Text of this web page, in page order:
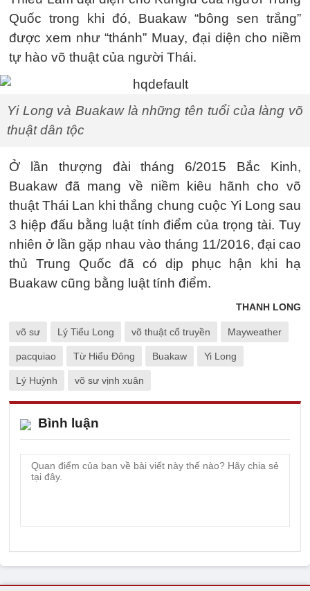
Quốc trong khi đó, Buakaw “bông sen trắng”
được xem như “thánh” Muay, đại diện cho niềm
tự hào võ thuật của người Thái.
Yi Long và Buakaw là những tên tuổi của làng võ
thuật dân tộc
Ở lần thượng đài tháng 6/2015 Bắc Kinh,
Buakaw đã mang về niềm kiêu hãnh cho võ
thuật Thái Lan khi thắng chung cuộc Yi Long sau
3 hiệp đấu bằng luật tính điểm của trọng tài. Tuy
nhiên ở lần gặp nhau vào tháng 11/2016, đại cao
thủ Trung Quốc đã có dịp phục hận khi hạ
Buakaw cũng bằng luật tính điểm.
THANH LONG
võ sư Lý Tiểu Long võ thuật cổ truyền Mayweather
pacquiao Từ Hiểu Đông Buakaw Yi Long
Lý Huỳnh võ sư vịnh xuân
Bình luận